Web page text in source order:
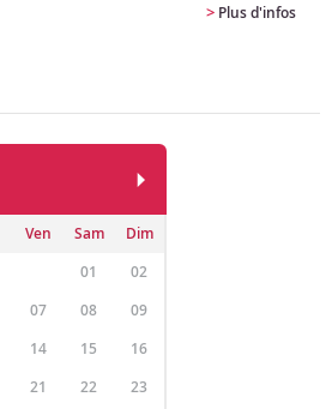
> Plus d'infos
Ven Sam
Dim
01
02
07 08
09
14 15
16
21 22
23